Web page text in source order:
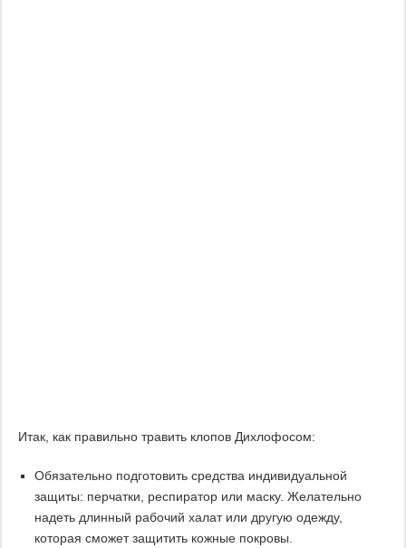
Итак, как правильно травить клопов Дихлофосом:
Обязательно подготовить средства индивидуальной
защиты: перчатки, респиратор или маску. Желательно
надеть длинный рабочий халат или другую одежду,
которая сможет защитить кожные покровы.